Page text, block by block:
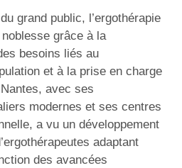
grand public, l’ergothérapie
grâce à la
besoins liés au
et à la prise en charge
avec ses
modernes et ses centres
a vu un développement
adaptant
des avancées